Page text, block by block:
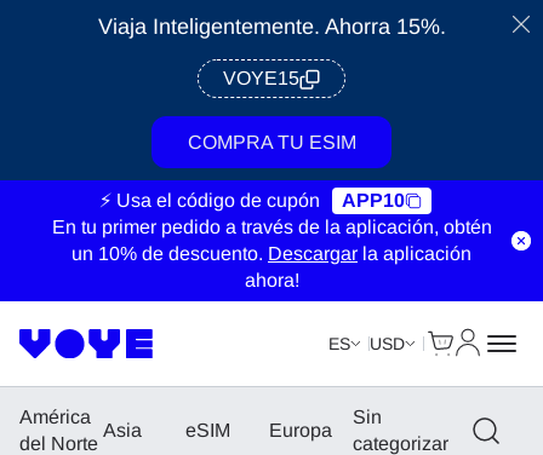
Viaja Inteligentemente. Ahorra 15%.
VOYE15
COMPRA TU ESIM
⚡ Usa el código de cupón
APP10
En tu primer pedido a través de la aplicación, obtén
un 10% de descuento. Descargar la aplicación
ahora!
ES USD
América
del Norte
Asia eSIM Europa
Sin
categorizar